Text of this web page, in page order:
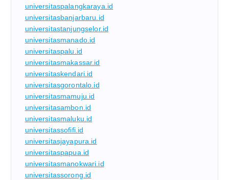
universitaspalangkaraya.id
universitasbanjarbaru.id
universitastanjungselor.id
universitasmanado.id
universitaspalu.id
universitasmakassar.id
universitaskendari.id
universitasgorontalo.id
universitasmamuju.id
universitasambon.id
universitasmaluku.id
universitassofifi.id
universitasjayapura.id
universitaspapua.id
universitasmanokwari.id
universitassorong.id